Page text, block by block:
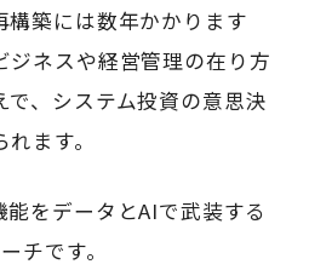
築には数年かかります
ジネスや経営管理の在り方
、システム投資の意思決
ます。
をデータとAIで武装する
チです。